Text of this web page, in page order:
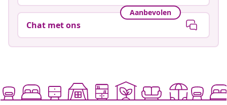
Aanbevolen
Chat met ons